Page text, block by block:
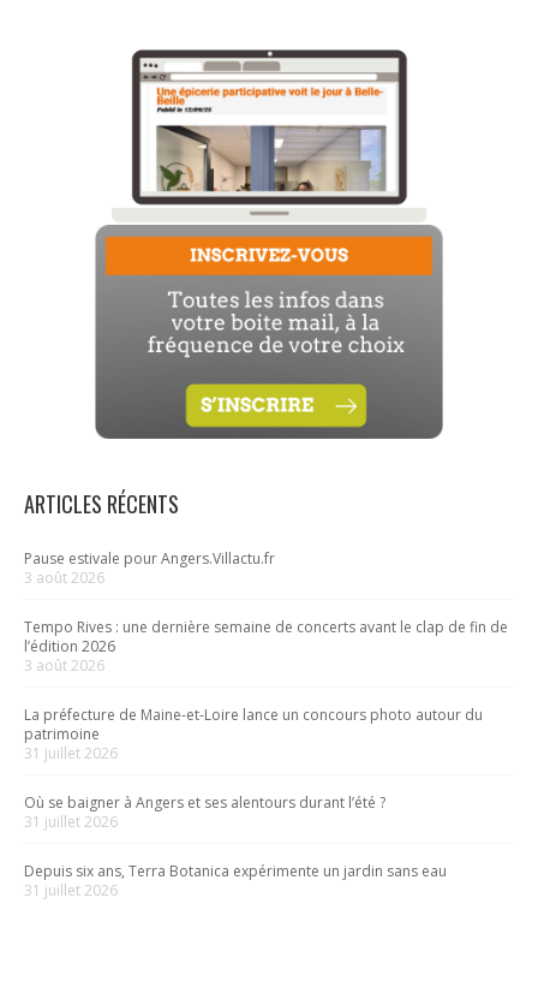
ARTICLES RÉCENTS
Pause estivale pour Angers.Villactu.fr
3 août 2026
Tempo Rives : une dernière semaine de concerts avant le clap de fin de
l’édition 2026
3 août 2026
La préfecture de Maine-et-Loire lance un concours photo autour du
patrimoine
31 juillet 2026
Où se baigner à Angers et ses alentours durant l’été ?
31 juillet 2026
Depuis six ans, Terra Botanica expérimente un jardin sans eau
31 juillet 2026